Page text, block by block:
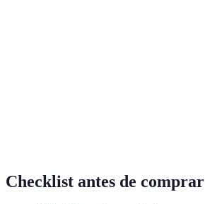
Checklist antes de comprar